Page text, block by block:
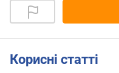
Корисні статті